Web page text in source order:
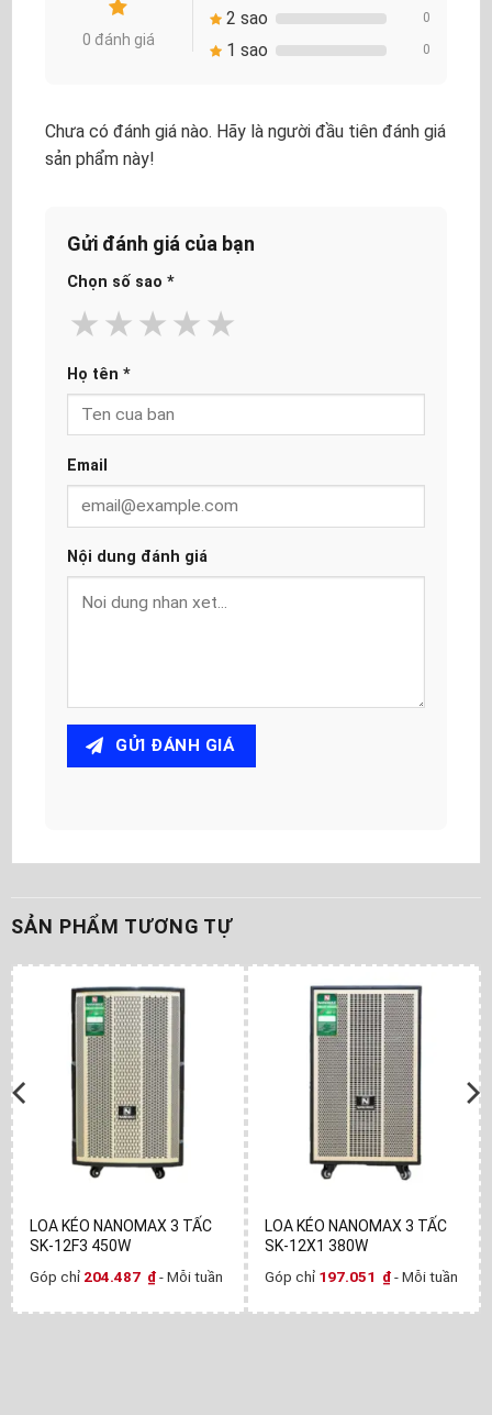
0 đánh giá
2 sao 0
1 sao 0
Chưa có đánh giá nào. Hãy là người đầu tiên đánh giá
sản phẩm này!
Gửi đánh giá của bạn
Chọn số sao *
★
★
★
★
★
Họ tên *
Email
Nội dung đánh giá
GỬI ĐÁNH GIÁ
SẢN PHẨM TƯƠNG TỰ
LOA KÉO NANOMAX 3 TẤC
SK-12F3 450W
Góp chỉ 204.487 ₫- Mỗi tuần
LOA KÉO NANOMAX 3 TẤC
SK-12X1 380W
Góp chỉ 197.051 ₫- Mỗi tuần